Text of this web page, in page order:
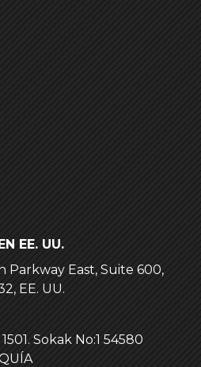
EE. UU.
Parkway East, Suite 600,
EE. UU.
Sokak No:1 54580